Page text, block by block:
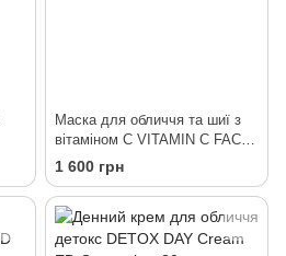
Маска для обличчя та шиї з
вітаміном С VITAMIN C FACE
& NECK MASK ED Cosmetics,
1 600 грн